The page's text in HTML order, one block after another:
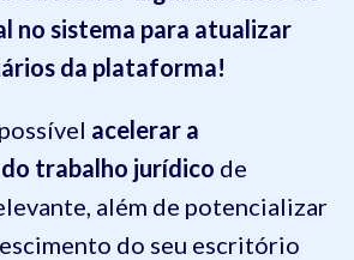
no sistema para atualizar
da plataforma!
acelerar a
trabalho jurídico de
além de potencializar
do seu escritório